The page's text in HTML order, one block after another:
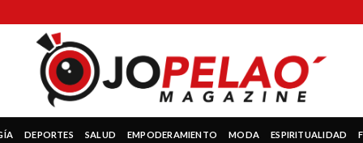
DEPORTES SALUD EMPODERAMIENTO MODA ESPIRITUALIDAD